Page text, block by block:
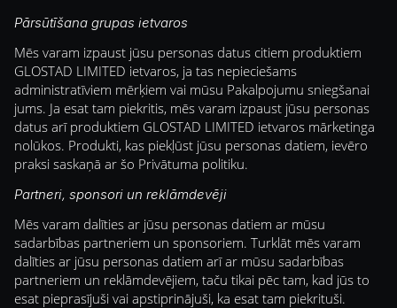
Pārsūtīšana grupas ietvaros
Mēs varam izpaust jūsu personas datus citiem produktiem
GLOSTAD LIMITED ietvaros, ja tas nepieciešams
administratīviem mērķiem vai mūsu Pakalpojumu sniegšanai
jums. Ja esat tam piekritis, mēs varam izpaust jūsu personas
datus arī produktiem GLOSTAD LIMITED ietvaros mārketinga
nolūkos. Produkti, kas piekļūst jūsu personas datiem, ievēro
praksi saskaņā ar šo Privātuma politiku.
Partneri, sponsori un reklāmdevēji
Mēs varam dalīties ar jūsu personas datiem ar mūsu
sadarbības partneriem un sponsoriem. Turklāt mēs varam
dalīties ar jūsu personas datiem arī ar mūsu sadarbības
partneriem un reklāmdevējiem, taču tikai pēc tam, kad jūs to
esat pieprasījuši vai apstiprinājuši, ka esat tam piekrituši.